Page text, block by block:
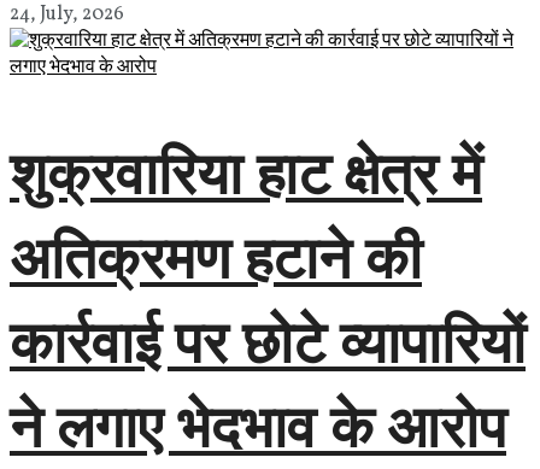
24, July, 2026
शुक्रवारिया हाट क्षेत्र में
अतिक्रमण हटाने की
कार्रवाई पर छोटे व्यापारियों
ने लगाए भेदभाव के आरोप